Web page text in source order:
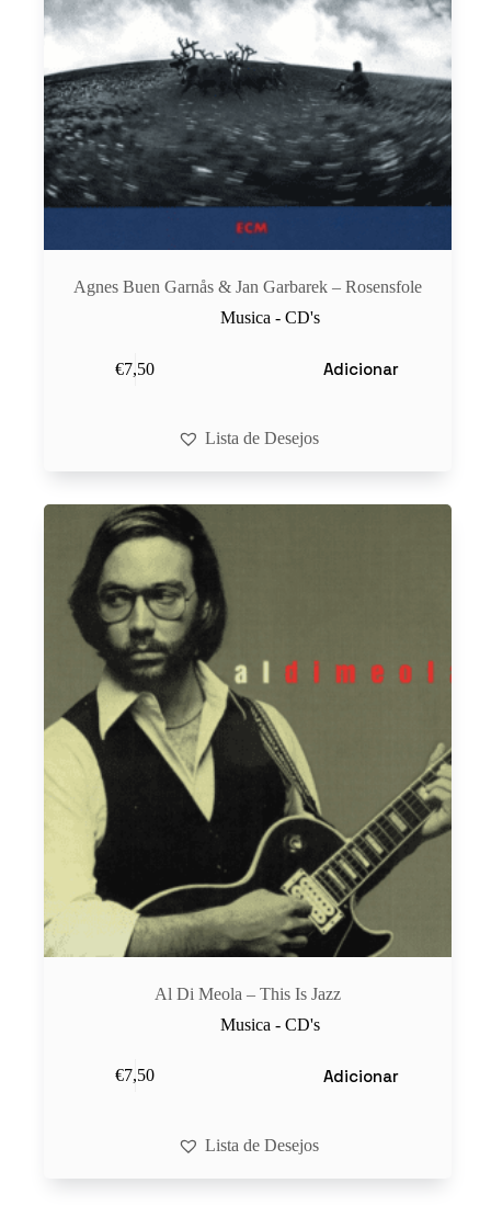
Agnes Buen Garnås & Jan Garbarek ‎– Rosensfole
Musica - CD's
€7,50 Adicionar
Lista de Desejos
Al Di Meola – This Is Jazz
Musica - CD's
€7,50 Adicionar
Lista de Desejos